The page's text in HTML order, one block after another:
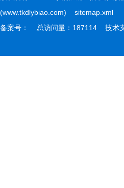
(www.tkdlybiao.com) sitemap.xml
备案号：
总访问量：187114 技术支